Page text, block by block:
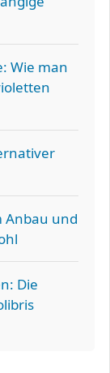
Wie man
Anbau und
Die